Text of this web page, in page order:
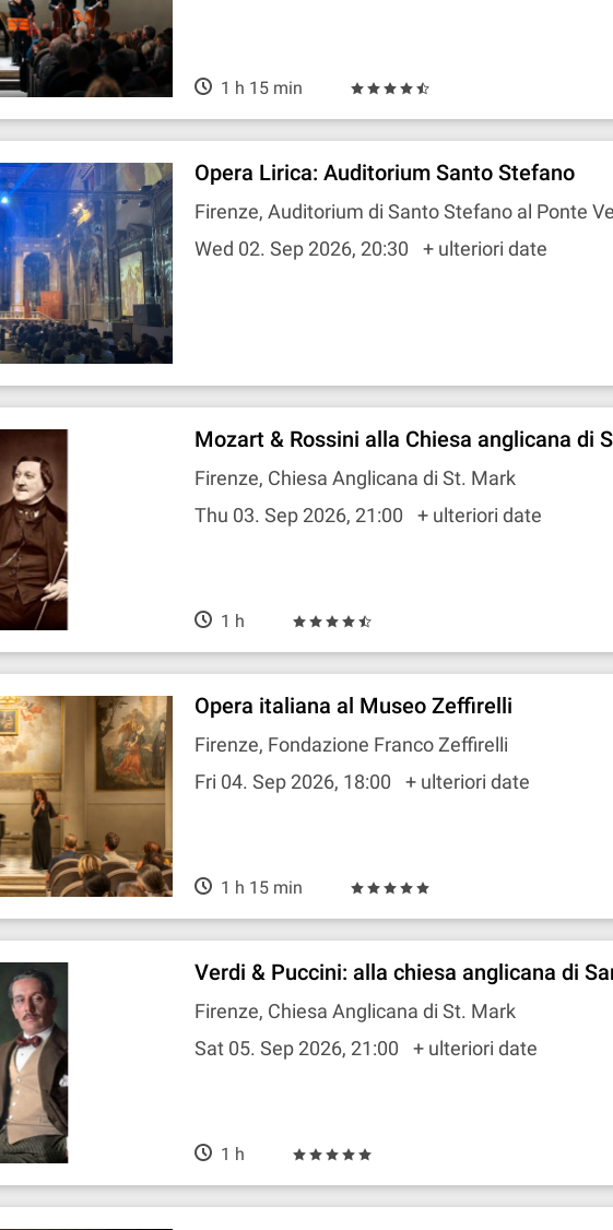
1 h 15 min
Opera Lirica: Auditorium Santo Stefano
Firenze, Auditorium di Santo Stefano al Ponte
Wed 02. Sep 2026, 20:30
+ ulteriori date
Mozart & Rossini alla Chiesa anglicana di
Firenze, Chiesa Anglicana di St. Mark
Thu 03. Sep 2026, 21:00
+ ulteriori date
1 h
Opera italiana al Museo Zeffirelli
Firenze, Fondazione Franco Zeffirelli
Fri 04. Sep 2026, 18:00
+ ulteriori date
1 h 15 min
Verdi & Puccini: alla chiesa anglicana di
Firenze, Chiesa Anglicana di St. Mark
Sat 05. Sep 2026, 21:00
+ ulteriori date
1 h